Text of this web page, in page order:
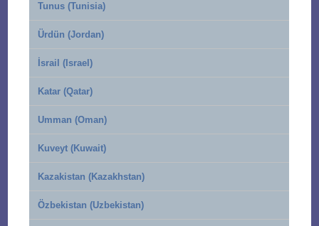
Tunus (Tunisia)
Ürdün (Jordan)
İsrail (Israel)
Katar (Qatar)
Umman (Oman)
Kuveyt (Kuwait)
Kazakistan (Kazakhstan)
Özbekistan (Uzbekistan)